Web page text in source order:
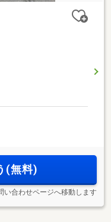
(無料)
い合わせページへ移動します